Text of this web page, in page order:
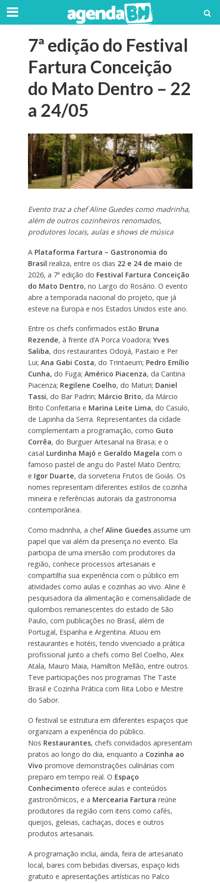
7ª edição do Festival
Fartura Conceição
do Mato Dentro – 22
a 24/05
Evento traz a chef Aline Guedes como madrinha,
além de outros cozinheiros renomados,
produtores locais, aulas e shows de música
A Plataforma Fartura – Gastronomia do
Brasil realiza, entre os dias 22 e 24 de maio de
2026, a 7ª edição do Festival Fartura Conceição
do Mato Dentro, no Largo do Rosário. O evento
abre a temporada nacional do projeto, que já
esteve na Europa e nos Estados Unidos este ano.
Entre os chefs confirmados estão Bruna
Rezende, à frente d’A Porca Voadora;Yves
Saliba, dos restaurantes Odoyá, Pastaio e Per
Lui; Ana Gabi Costa, do Trintaeum; Pedro Emílio
Cunha, do Fuga; Américo Piacenza, da Cantina
Piacenza; Regilene Coelho, do Maturi; Daniel
Tassi, do Bar Padrin; Márcio Brito, da Márcio
Brito Confeitaria e Marina Leite Lima, do Casulo,
de Lapinha da Serra. Representantes da cidade
complementam a programação, como Guto
Corrêa, do Burguer Artesanal na Brasa; e o
casal Lurdinha Majó e Geraldo Magela com o
famoso pastel de angu do Pastel Mato Dentro;
e Igor Duarte, da sorveteria Frutos de Goiás. Os
nomes representam diferentes estilos de cozinha
mineira e referências autorais da gastronomia
contemporânea.
Como madrinha, a chefAline Guedes assume um
papel que vai além da presença no evento. Ela
participa de uma imersão com produtores da
região, conhece processos artesanais e
compartilha sua experiência com o público em
atividades como aulas e cozinhas ao vivo. Aline é
pesquisadora da alimentação e comensalidade de
quilombos remanescentes do estado de São
Paulo, com publicações no Brasil, além de
Portugal, Espanha e Argentina. Atuou em
restaurantes e hotéis, tendo vivenciado a prática
profissional junto a chefs como Bel Coelho, Alex
Atala, Mauro Maia, Hamilton Mellão, entre outros.
Teve participações nos programas The Taste
Brasil e Cozinha Prática com Rita Lobo e Mestre
do Sabor.
O festival se estrutura em diferentes espaços que
organizam a experiência do público.
Nos Restaurantes, chefs convidados apresentam
pratos ao longo do dia, enquanto a Cozinha ao
Vivo promove demonstrações culinárias com
preparo em tempo real. O Espaço
Conhecimento oferece aulas e conteúdos
gastronômicos, e a Mercearia Fartura reúne
produtores da região com itens como cafés,
queijos, geleias, cachaças, doces e outros
produtos artesanais.
A programação inclui, ainda, feira de artesanato
local, bares com bebidas diversas, espaço kids
gratuito e apresentações artísticas no Palco